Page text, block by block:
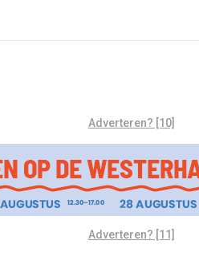
Adverteren? [10]
Adverteren? [11]